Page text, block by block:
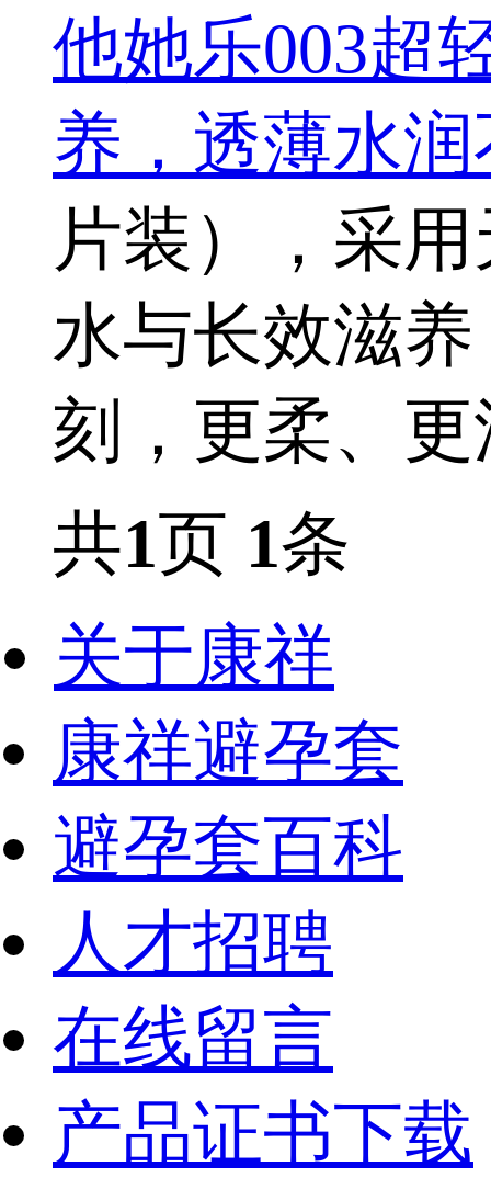
他她乐003超
养，透薄水
片装），采
水与长效滋
刻，更柔、
共1页 1条
关于康祥
康祥避孕套
避孕套百科
人才招聘
在线留言
产品证书下载